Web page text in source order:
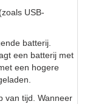
USB-
batterij.
een batterij met
een hogere
van tijd. Wanneer